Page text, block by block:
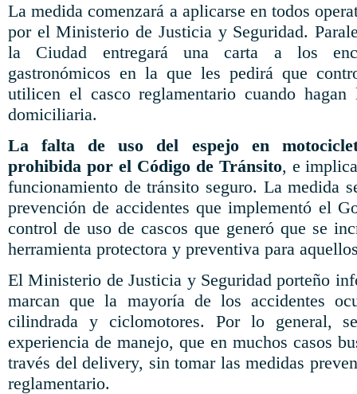
La medida comenzará a aplicarse en todos
por el Ministerio de Justicia y Seguridad.
la Ciudad entregará una carta a los
gastronómicos en la que les pedirá que
utilicen el casco reglamentario cuando
domiciliaria.
La falta de uso del espejo en
prohibida por el Código de Tránsito, e
funcionamiento de tránsito seguro. La medida
prevención de accidentes que implementó el
control de uso de cascos que generó que se
herramienta protectora y preventiva para
El Ministerio de Justicia y Seguridad porteño
marcan que la mayoría de los accidentes
cilindrada y ciclomotores. Por lo general,
experiencia de manejo, que en muchos casos
través del delivery, sin tomar las medidas
reglamentario.